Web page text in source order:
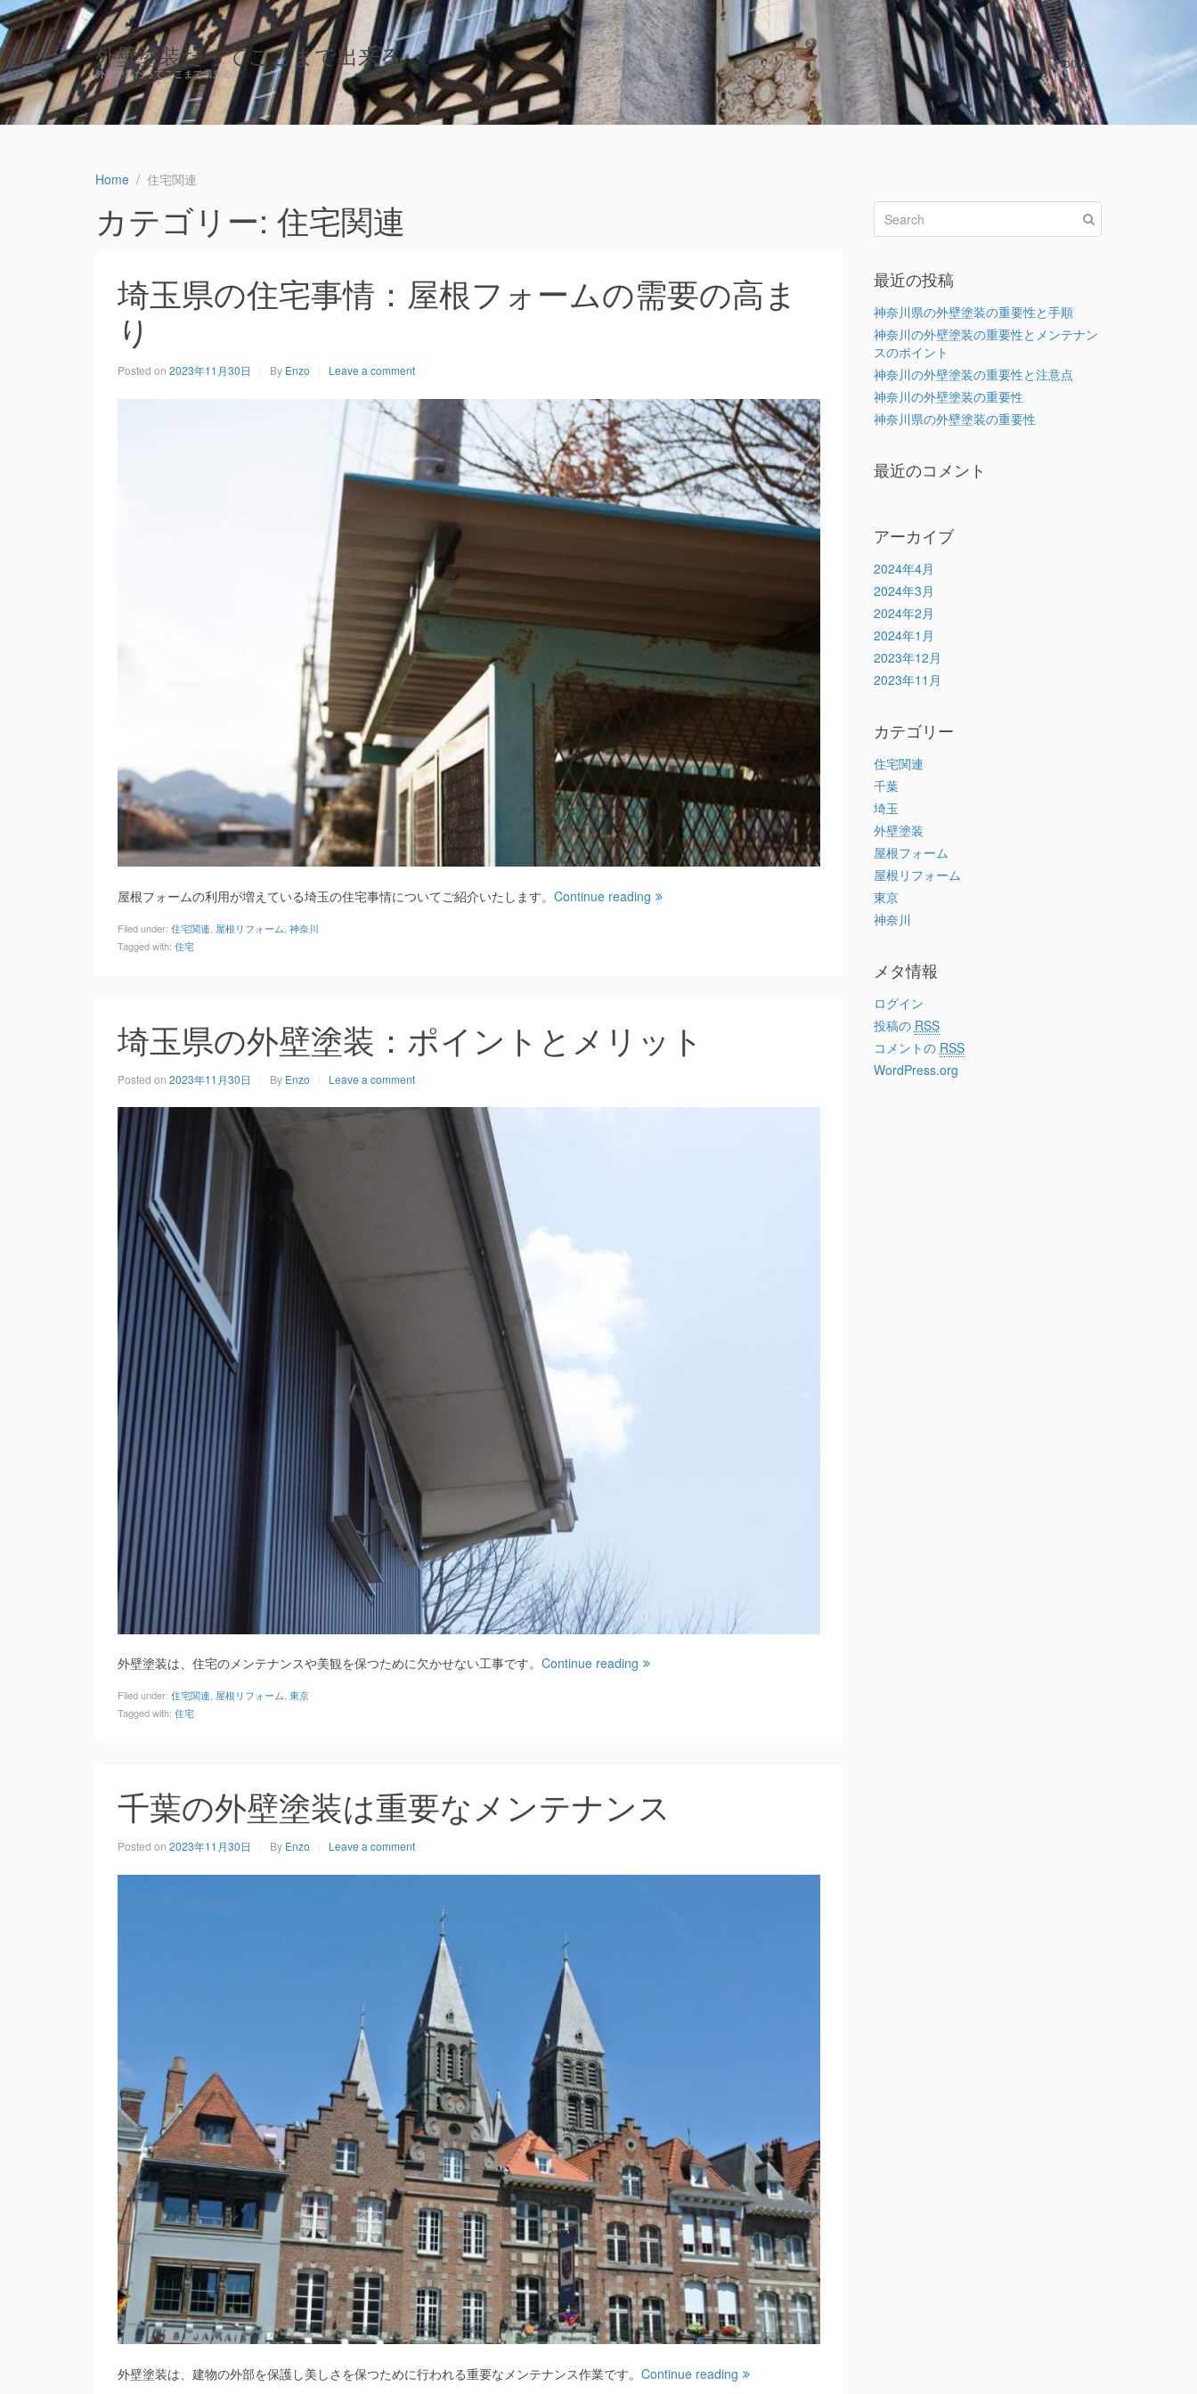
外壁塗装だってここまで出来る
外壁塗装だってここまで出来る
Home
Home 住宅関連
カテゴリー: 住宅関連
埼玉県の住宅事情：屋根フォームの需要の高ま
り
Posted on 2023年11月30日 By Enzo Leave a comment
屋根フォームの利用が増えている埼玉の住宅事情についてご紹介いたします。 Continue reading
Filed under: 住宅関連 屋根リフォーム 神奈川
Tagged with: 住宅
埼玉県の外壁塗装：ポイントとメリット
Posted on 2023年11月30日 By Enzo Leave a comment
外壁塗装は、住宅のメンテナンスや美観を保つために欠かせない工事です。 Continue reading
Filed under: 住宅関連 屋根リフォーム 東京
Tagged with: 住宅
千葉の外壁塗装は重要なメンテナンス
Posted on 2023年11月30日 By Enzo Leave a comment
外壁塗装は、建物の外部を保護し美しさを保つために行われる重要なメンテナンス作業です。 Continue reading
最近の投稿
神奈川県の外壁塗装の重要性と手順
神奈川の外壁塗装の重要性とメンテナン
スのポイント
神奈川の外壁塗装の重要性と注意点
神奈川の外壁塗装の重要性
神奈川県の外壁塗装の重要性
最近のコメント
アーカイブ
2024年4月
2024年3月
2024年2月
2024年1月
2023年12月
2023年11月
カテゴリー
住宅関連
千葉
埼玉
外壁塗装
屋根フォーム
屋根リフォーム
東京
神奈川
メタ情報
ログイン
投稿の RSS
コメントの RSS
WordPress.org